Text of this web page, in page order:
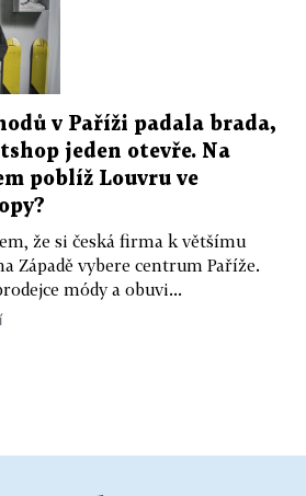
v Paříži padala brada,
jeden otevře. Na
poblíž Louvru ve
že si česká firma k většímu
Západě vybere centrum Paříže.
módy a obuvi...